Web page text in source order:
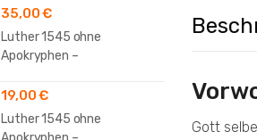
Gott
35,00€
Luther 1545 ohne
Apokryphen –
19,00€
Luther 1545 ohne